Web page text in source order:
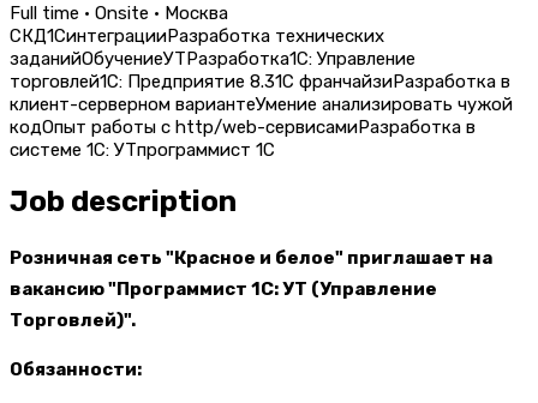
Full time · Onsite · Москва
СКД1СинтеграцииРазработка технических
заданийОбучениеУТРазработка1С: Управление
торговлей1С: Предприятие 8.31С франчайзиРазработка в
клиент-серверном вариантеУмение анализировать чужой
кодОпыт работы с http/web-сервисамиРазработка в
системе 1С: УТпрограммист 1С
Job description
Розничная сеть "Красное и белое" приглашает на
вакансию "Программист 1С: УТ (Управление
Торговлей)".
Обязанности: